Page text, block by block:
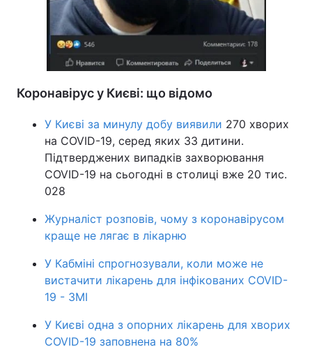
Коронавірус у Києві: що відомо
У Києві за минулу добу виявили 270 хворих
на COVID-19, серед яких 33 дитини.
Підтверджених випадків захворювання
COVID-19 на сьогодні в столиці вже 20 тис.
028
Журналіст розповів, чому з коронавірусом
краще не лягає в лікарню
У Кабміні спрогнозували, коли може не
вистачити лікарень для інфікованих COVID-
19 - ЗМІ
У Києві одна з опорних лікарень для хворих
COVID-19 заповнена на 80%